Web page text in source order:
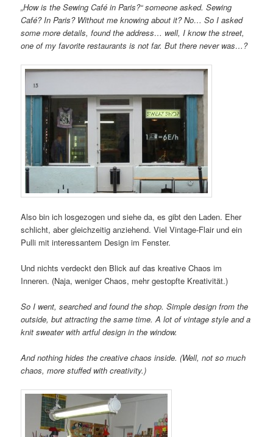
„How is the Sewing Café in Paris?“ someone asked. Sewing
Café? In Paris? Without me knowing about it? No… So I asked
some more details, found the address… well, I know the street,
one of my favorite restaurants is not far. But there never was…?
Also bin ich losgezogen und siehe da, es gibt den Laden. Eher
schlicht, aber gleichzeitig anziehend. Viel Vintage-Flair und ein
Pulli mit interessantem Design im Fenster.
Und nichts verdeckt den Blick auf das kreative Chaos im
Inneren. (Naja, weniger Chaos, mehr gestopfte Kreativität.)
So I went, searched and found the shop. Simple design from the
outside, but attracting the same time. A lot of vintage style and a
knit sweater with artful design in the window.
And nothing hides the creative chaos inside. (Well, not so much
chaos, more stuffed with creativity.)